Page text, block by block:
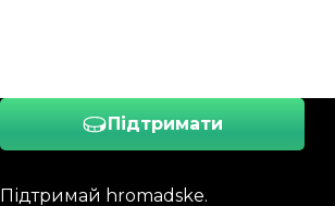
Підтримати
Підтримай hromadske.